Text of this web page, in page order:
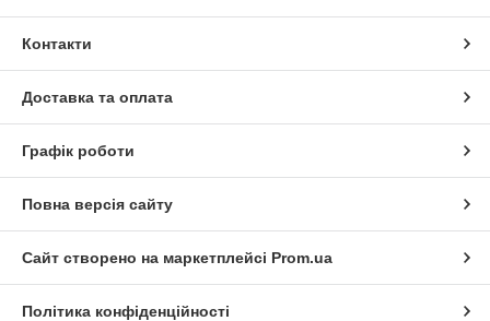
Контакти
Доставка та оплата
Графік роботи
Повна версія сайту
Сайт створено на маркетплейсі Prom.ua
Політика конфіденційності